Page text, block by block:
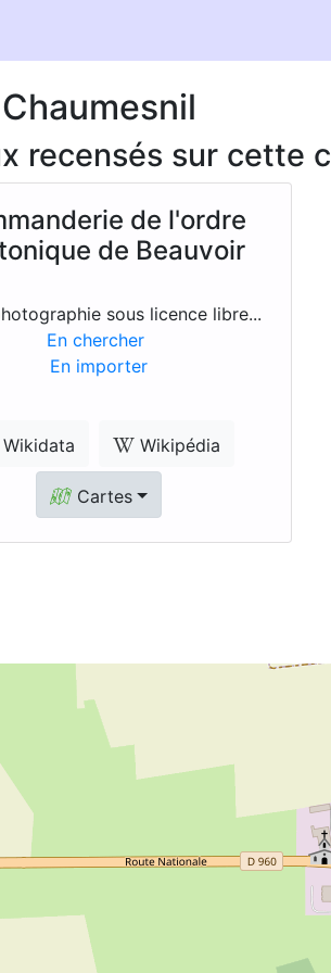
Chaumesnil
recensés sur cette
de l'ordre
de Beauvoir
sous licence libre...
En chercher
En importer
Wikidata Wikipédia
Cartes